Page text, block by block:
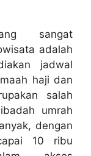
sangat
adalah
jadwal
haji dan
salah
umrah
dengan
10 ribu